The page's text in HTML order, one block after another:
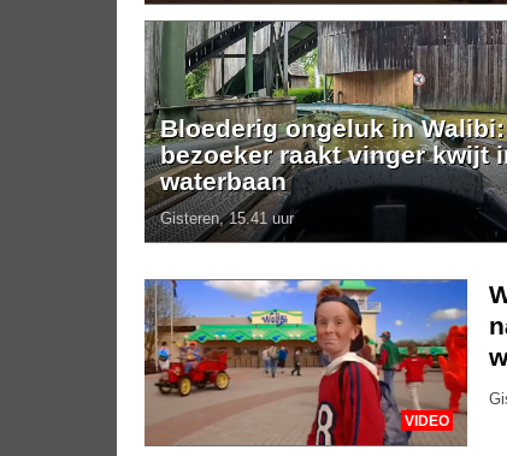
Bloederig ongeluk in Walibi:
bezoeker raakt vinger kwijt
waterbaan
Gisteren, 15.41 uur
VIDEO